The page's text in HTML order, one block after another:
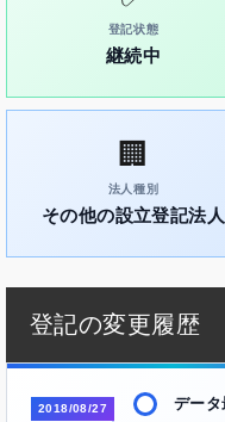
登記状態
継続中
🏢
法人種別
その他の設立登記法人
登記の変更履歴
2018/08/27 デー